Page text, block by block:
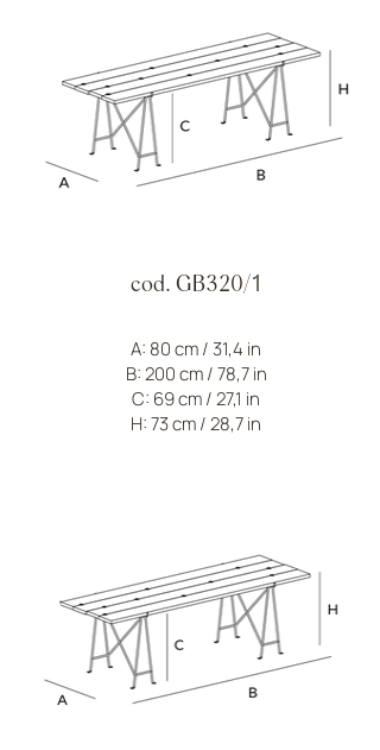
cod. GB320/1
A: 80 cm / 31,4 in
B: 200 cm / 78,7 in
C: 69 cm / 27,1 in
H: 73 cm / 28,7 in